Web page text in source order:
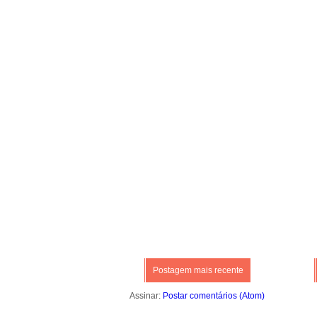
Postagem mais recente
Assinar: Postar comentários (Atom)